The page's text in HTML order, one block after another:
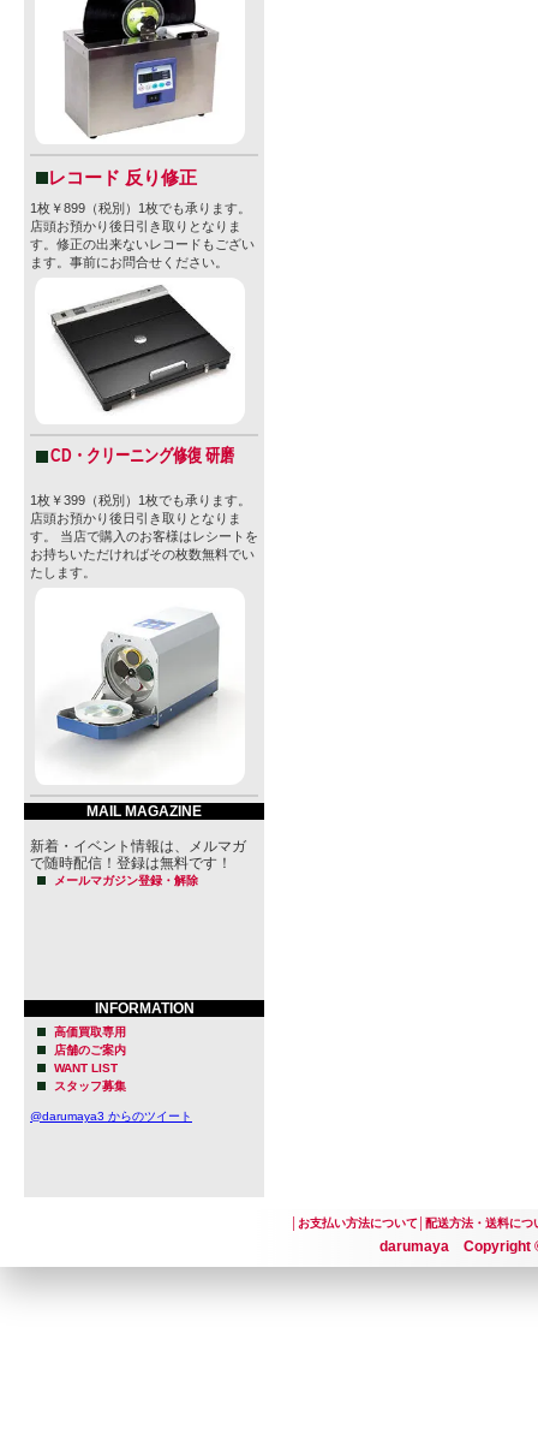
レコード 反り修正
1枚￥899（税別）1枚でも承ります。
店頭お預かり後日引き取りとなりま
す。修正の出来ないレコードもござい
ます。事前にお問合せください。
CD・クリーニング修復 研磨
1枚￥399（税別）1枚でも承ります。
店頭お預かり後日引き取りとなりま
す。 当店で購入のお客様はレシートを
お持ちいただければその枚数無料でい
たします。
MAIL MAGAZINE
新着・イベント情報は、メルマガ
で随時配信！登録は無料です！
メールマガジン登録・解除
INFORMATION
高価買取専用
店舗のご案内
WANT LIST
スタッフ募集
@darumaya3 からのツイート
お支払い方法について│ 配送方法・送料につ
darumaya Copyright